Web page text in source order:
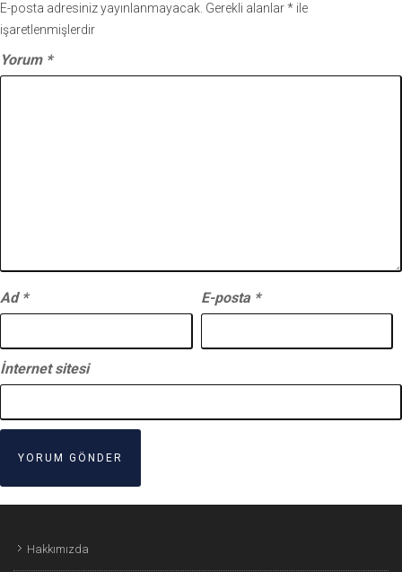
E-posta adresiniz yayınlanmayacak. Gerekli alanlar* ile
işaretlenmişlerdir
Yorum *
Ad * E-posta *
İnternet sitesi
Hakkımızda